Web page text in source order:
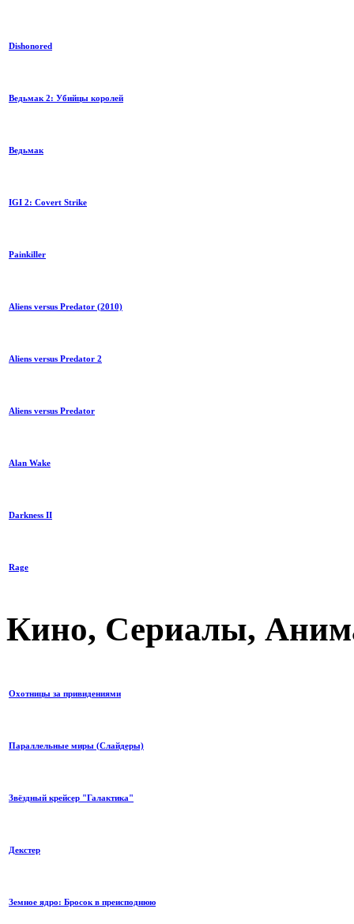
Dishonored
Ведьмак 2: Убийцы королей
Ведьмак
IGI 2: Covert Strike
Painkiller
Aliens versus Predator (2010)
Aliens versus Predator 2
Aliens versus Predator
Alan Wake
Darkness II
Rage
Кино, Сериалы,
Охотницы за привидениями
Параллельные миры (Слайдеры)
Звёздный крейсер "Галактика"
Декстер
Земное ядро: Бросок в преисподнюю